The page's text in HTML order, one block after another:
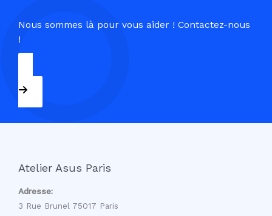
Nous sommes là pour vous aider ! Contactez-nous
!
09 54 37 04 03
Atelier Asus Paris
Adresse:
3 Rue Brunel 75017 Paris